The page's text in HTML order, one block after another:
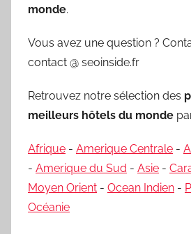
monde.
Vous avez une question ?
contact @ seoinside.fr
Retrouvez notre sélection des
meilleurs hôtels du monde
Afrique - Amerique Centrale -
- Amerique du Sud - Asie -
Moyen Orient - Ocean Indien -
Océanie